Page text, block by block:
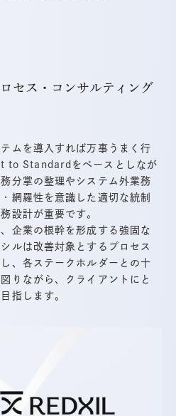
セス・コンサルティング
ムを導入すれば万事うまく行
to Standardをベースとしなが
分掌の整理やシステム外業務
網羅性を意識した適切な統制
設計が重要です。
企業の根幹を形成する強固な
ルは改善対象とするプロセス
、各ステークホルダーとの十
りながら、クライアントにと
指します。